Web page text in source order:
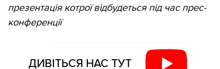
презентація котрої відбудеться під час прес-
конференції
ДИВІТЬСЯ НАС ТУТ